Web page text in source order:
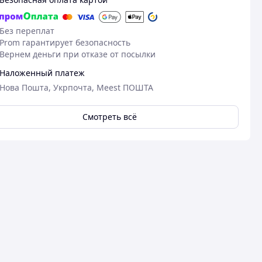
Без переплат
Prom гарантирует безопасность
Вернем деньги при отказе от посылки
Наложенный платеж
Нова Пошта, Укрпочта, Meest ПОШТА
Смотреть всё